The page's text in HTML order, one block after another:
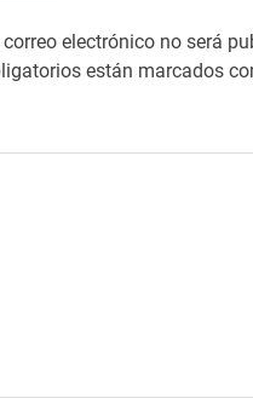
electrónico no será
están marcados